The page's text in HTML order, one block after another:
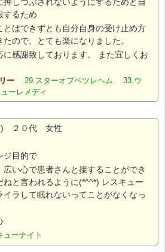
するため
とはできずとも自分自身の受け止め方
ので、とても楽になりました。
に感謝致しております。 また宜しくお
ー
29.スターオブベツレヘム 33.ウ
ーレメディ
) ２０代 女性
ジ目的で
広い心で患者さんと接することができ
ねと言われるように(*^^*) レスキュー
ラして眠れないってことがなくなっ
ューナイト